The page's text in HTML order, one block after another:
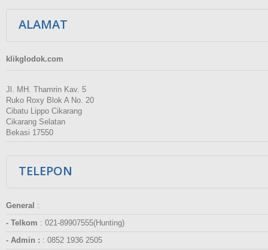
ALAMAT
klikglodok.com
Jl. MH. Thamrin Kav. 5
Ruko Roxy Blok A No. 20
Cibatu Lippo Cikarang
Cikarang Selatan
Bekasi 17550
TELEPON
General :
- Telkom : 021-89907555(Hunting)
- Admin : : 0852 1936 2505